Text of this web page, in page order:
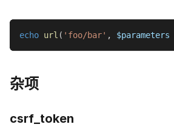
echo url ( 'foo/bar' , $parameters
杂项
csrf_token